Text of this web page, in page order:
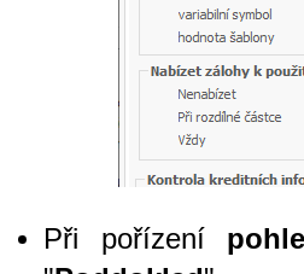
Při pořízení